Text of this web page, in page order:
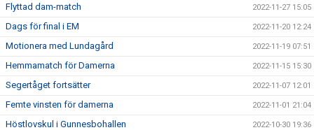
Flyttad dam-match 2022-11-27 15:05
Dags för final i EM 2022-11-20 12:24
Motionera med Lundagård 2022-11-19 07:51
Hemmamatch för Damerna 2022-11-15 15:30
Segertåget fortsätter 2022-11-07 12:01
Femte vinsten för damerna 2022-11-01 21:04
Höstlovskul i Gunnesbohallen 2022-10-30 19:36